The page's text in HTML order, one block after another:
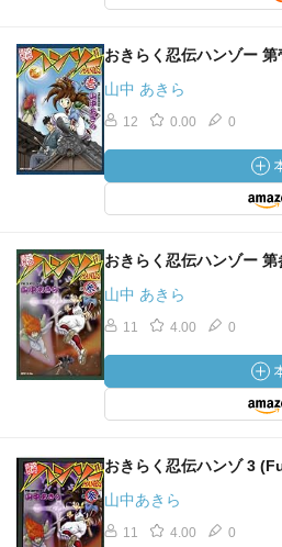
おきらく忍伝ハンゾー 第
山中 あきら
12 0.00 0
おきらく忍伝ハンゾー 第
山中 あきら
11 4.00 0
おきらく忍伝ハンゾ 3
山中あきら
11 4.00 0